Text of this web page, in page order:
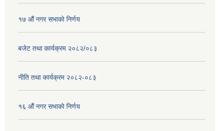
१७ ‌‍औं नगर सभाकाे निर्णय
बजेट तथा कार्यक्रम २०८२/०८३
नीति तथा कार्यक्रम २०८२-०८३
१६ ‌औं नगर सभाकाे निर्णय